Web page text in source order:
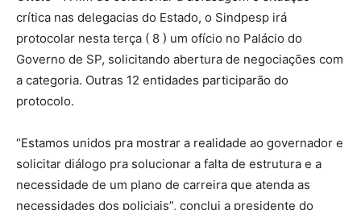
crítica nas delegacias do Estado, o Sindpesp irá
protocolar nesta terça ( 8 ) um ofício no Palácio do
Governo de SP, solicitando abertura de negociações com
a categoria. Outras 12 entidades participarão do
protocolo.
“Estamos unidos pra mostrar a realidade ao governador e
solicitar diálogo pra solucionar a falta de estrutura e a
necessidade de um plano de carreira que atenda as
necessidades dos policiais”, conclui a presidente do